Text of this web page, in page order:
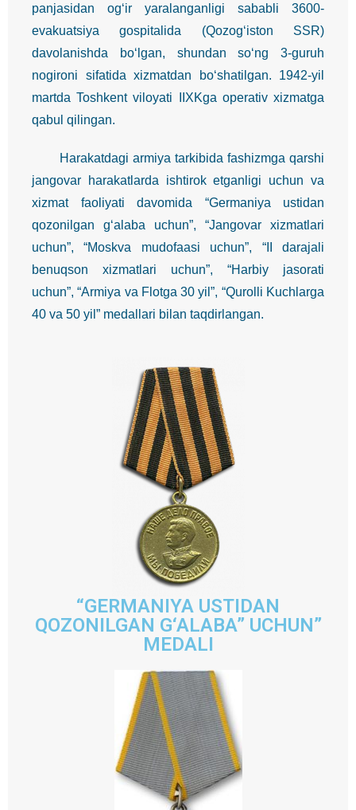
panjasidan og‘ir yaralanganligi sababli 3600-
evakuatsiya gospitalida (Qozog‘iston SSR)
davolanishda bo‘lgan, shundan so‘ng 3-guruh
nogironi sifatida xizmatdan bo‘shatilgan. 1942-yil
martda Toshkent viloyati IIXKga operativ xizmatga
qabul qilingan.
Harakatdagi armiya tarkibida fashizmga qarshi
jangovar harakatlarda ishtirok etganligi uchun va
xizmat faoliyati davomida “Germaniya ustidan
qozonilgan g‘alaba uchun”, “Jangovar xizmatlari
uchun”, “Moskva mudofaasi uchun”, “II darajali
benuqson xizmatlari uchun”, “Harbiy jasorati
uchun”, “Armiya va Flotga 30 yil”, “Qurolli Kuchlarga
40 va 50 yil” medallari bilan taqdirlangan.
“GERMANIYA USTIDAN
QOZONILGAN G‘ALABA” UCHUN”
MEDALI